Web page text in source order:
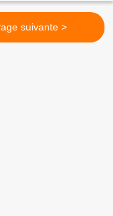
suivante >